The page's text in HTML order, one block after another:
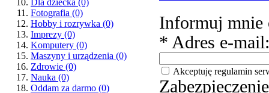
Dla dziecka (0)
Fotografia (0)
Hobby i rozrywka (0)
Imprezy (0)
Komputery (0)
Maszyny i urządzenia (0)
Zdrowie (0)
Nauka (0)
Oddam za darmo (0)
Informuj mnie
* Adres e-mail:
Akceptuję regulamin